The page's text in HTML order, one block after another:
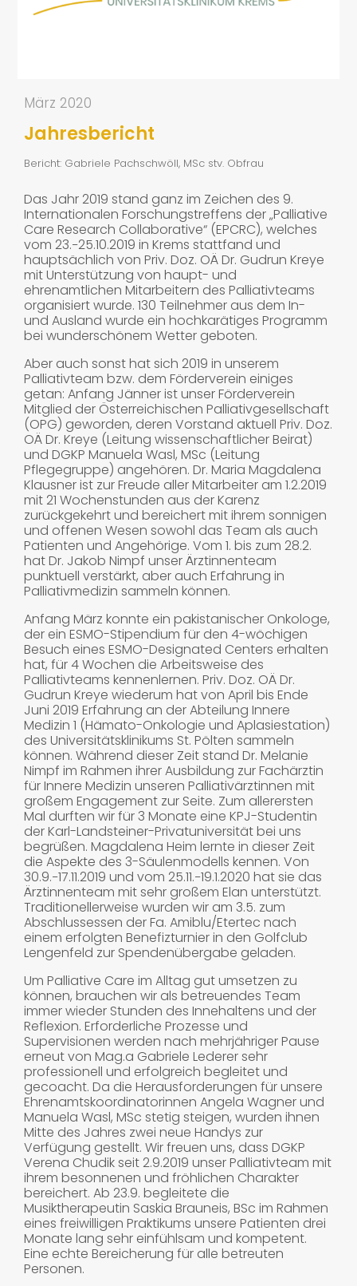
März 2020
Jahresbericht
Bericht: Gabriele Pachschwöll, MSc stv. Obfrau
Das Jahr 2019 stand ganz im Zeichen des 9.
Internationalen Forschungstreffens der „Palliative
Care Research Collaborative“ (EPCRC), welches
vom 23.−25.10.2019 in Krems stattfand und
hauptsächlich von Priv. Doz. OÄ Dr. Gudrun Kreye
mit Unterstützung von haupt- und
ehrenamtlichen Mitarbeitern des Palliativteams
organisiert wurde. 130 Teilnehmer aus dem In-
und Ausland wurde ein hochkarätiges Programm
bei wunderschönem Wetter geboten.
Aber auch sonst hat sich 2019 in unserem
Palliativteam bzw. dem Förderverein einiges
getan: Anfang Jänner ist unser Förderverein
Mitglied der Österreichischen Palliativgesellschaft
(OPG) geworden, deren Vorstand aktuell Priv. Doz.
OÄ Dr. Kreye (Leitung wissenschaftlicher Beirat)
und DGKP Manuela Wasl, MSc (Leitung
Pflegegruppe) angehören. Dr. Maria Magdalena
Klausner ist zur Freude aller Mitarbeiter am 1.2.2019
mit 21 Wochenstunden aus der Karenz
zurückgekehrt und bereichert mit ihrem sonnigen
und offenen Wesen sowohl das Team als auch
Patienten und Angehörige. Vom 1. bis zum 28.2.
hat Dr. Jakob Nimpf unser Ärztinnenteam
punktuell verstärkt, aber auch Erfahrung in
Palliativmedizin sammeln können.
Anfang März konnte ein pakistanischer Onkologe,
der ein ESMO-Stipendium für den 4-wöchigen
Besuch eines ESMO-Designated Centers erhalten
hat, für 4 Wochen die Arbeitsweise des
Palliativteams kennenlernen. Priv. Doz. OÄ Dr.
Gudrun Kreye wiederum hat von April bis Ende
Juni 2019 Erfahrung an der Abteilung Innere
Medizin 1 (Hämato-Onkologie und Aplasiestation)
des Universitätsklinikums St. Pölten sammeln
können. Während dieser Zeit stand Dr. Melanie
Nimpf im Rahmen ihrer Ausbildung zur Fachärztin
für Innere Medizin unseren Palliativärztinnen mit
großem Engagement zur Seite. Zum allerersten
Mal durften wir für 3 Monate eine KPJ-Studentin
der Karl-Landsteiner-Privatuniversität bei uns
begrüßen. Magdalena Heim lernte in dieser Zeit
die Aspekte des 3-Säulenmodells kennen. Von
30.9.−17.11.2019 und vom 25.11.−19.1.2020 hat sie das
Ärztinnenteam mit sehr großem Elan unterstützt.
Traditionellerweise wurden wir am 3.5. zum
Abschlussessen der Fa. Amiblu/Etertec nach
einem erfolgten Benefizturnier in den Golfclub
Lengenfeld zur Spendenübergabe geladen.
Um Palliative Care im Alltag gut umsetzen zu
können, brauchen wir als betreuendes Team
immer wieder Stunden des Innehaltens und der
Reflexion. Erforderliche Prozesse und
Supervisionen werden nach mehrjähriger Pause
erneut von Mag.a Gabriele Lederer sehr
professionell und erfolgreich begleitet und
gecoacht. Da die Herausforderungen für unsere
Ehrenamtskoordinatorinnen Angela Wagner und
Manuela Wasl, MSc stetig steigen, wurden ihnen
Mitte des Jahres zwei neue Handys zur
Verfügung gestellt. Wir freuen uns, dass DGKP
Verena Chudik seit 2.9.2019 unser Palliativteam mit
ihrem besonnenen und fröhlichen Charakter
bereichert. Ab 23.9. begleitete die
Musiktherapeutin Saskia Brauneis, BSc im Rahmen
eines freiwilligen Praktikums unsere Patienten drei
Monate lang sehr einfühlsam und kompetent.
Eine echte Bereicherung für alle betreuten
Personen.